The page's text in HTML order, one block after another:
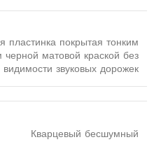
пластинка покрытая тонким
черной матовой краской без
видимости звуковых дорожек
Кварцевый бесшумный